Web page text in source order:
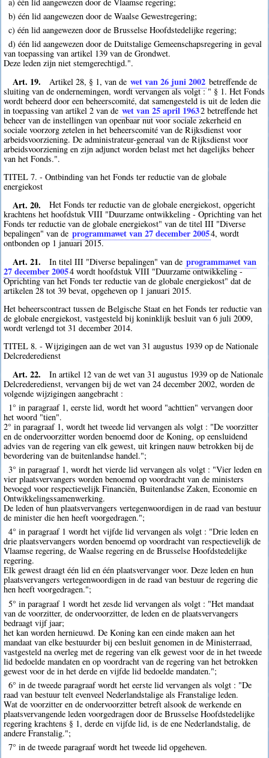
b) één lid aangewezen door de Waalse Gewestregering;
c) één lid aangewezen door de Brusselse Hoofdstedelijke regering;
d) één lid aangewezen door de Duitstalige Gemeenschapsregering in geval
van toepassing van artikel 139 van de Grondwet.
Deze leden zijn niet stemgerechtigd.".
Art. 19. Artikel 28, § 1, van de wet van 26 juni 2002 betreffende de
sluiting van de ondernemingen, wordt vervangen als volgt : " § 1. Het Fonds
wordt beheerd door een beheerscomité, dat samengesteld is uit de leden die
in toepassing van artikel 2 van de wet van 25 april 19632 betreffende het
beheer van de instellingen van openbaar nut voor sociale zekerheid en
sociale voorzorg zetelen in het beheerscomité van de Rijksdienst voor
arbeidsvoorziening. De administrateur-generaal van de Rijksdienst voor
arbeidsvoorziening en zijn adjunct worden belast met het dagelijks beheer
van het Fonds.".
TITEL 7. - Ontbinding van het Fonds ter reductie van de globale
energiekost
Art. 20.
Het Fonds ter reductie van de globale energiekost, opgericht
krachtens het hoofdstuk VIII "Duurzame ontwikkeling - Oprichting van het
Fonds ter reductie van de globale energiekost" van de titel III "Diverse
bepalingen" van de programmawet van 27 december 20054, wordt
ontbonden op 1 januari 2015.
Art. 21. In titel III "Diverse bepalingen" van de programmawet van
27 december 20054 wordt hoofdstuk VIII "Duurzame ontwikkeling -
Oprichting van het Fonds ter reductie van de globale energiekost" dat de
artikelen 28 tot 39 bevat, opgeheven op 1 januari 2015.
Het beheerscontract tussen de Belgische Staat en het Fonds ter reductie van
de globale energiekost, vastgesteld bij koninklijk besluit van 6 juli 2009,
wordt verlengd tot 31 december 2014.
TITEL 8. - Wijzigingen aan de wet van 31 augustus 1939 op de Nationale
Delcrederedienst
Art. 22.
In artikel 12 van de wet van 31 augustus 1939 op de Nationale
Delcrederedienst, vervangen bij de wet van 24 december 2002, worden de
volgende wijzigingen aangebracht :
1° in paragraaf 1, eerste lid, wordt het woord "achttien" vervangen door
het woord "tien".
2° in paragraaf 1, wordt het tweede lid vervangen als volgt : "De voorzitter
en de ondervoorzitter worden benoemd door de Koning, op eensluidend
advies van de regering van elk gewest, uit kringen nauw betrokken bij de
bevordering van de buitenlandse handel.";
3° in paragraaf 1, wordt het vierde lid vervangen als volgt : "Vier leden en
vier plaatsvervangers worden benoemd op voordracht van de ministers
bevoegd voor respectievelijk Financiën, Buitenlandse Zaken, Economie en
Ontwikkelingssamenwerking.
De leden of hun plaatsvervangers vertegenwoordigen in de raad van bestuur
de minister die hen heeft voorgedragen.";
4° in paragraaf 1 wordt het vijfde lid vervangen als volgt : "Drie leden en
drie plaatsvervangers worden benoemd op voordracht van respectievelijk de
Vlaamse regering, de Waalse regering en de Brusselse Hoofdstedelijke
regering.
Elk gewest draagt één lid en één plaatsvervanger voor. Deze leden en hun
plaatsvervangers vertegenwoordigen in de raad van bestuur de regering die
hen heeft voorgedragen.";
5° in paragraaf 1 wordt het zesde lid vervangen als volgt : "Het mandaat
van de voorzitter, de ondervoorzitter, de leden en de plaatsvervangers
bedraagt vijf jaar;
het kan worden hernieuwd. De Koning kan een einde maken aan het
mandaat van elke bestuurder bij een besluit genomen in de Ministerraad,
vastgesteld na overleg met de regering van elk gewest voor de in het tweede
lid bedoelde mandaten en op voordracht van de regering van het betrokken
gewest voor de in het derde en vijfde lid bedoelde mandaten.";
6° in de tweede paragraaf wordt het eerste lid vervangen als volgt : "De
raad van bestuur telt evenveel Nederlandstalige als Franstalige leden.
Wat de voorzitter en de ondervoorzitter betreft alsook de werkende en
plaatsvervangende leden voorgedragen door de Brusselse Hoofdstedelijke
regering krachtens § 1, derde en vijfde lid, is de ene Nederlandstalig, de
andere Franstalig.";
7° in de tweede paragraaf wordt het tweede lid opgeheven.